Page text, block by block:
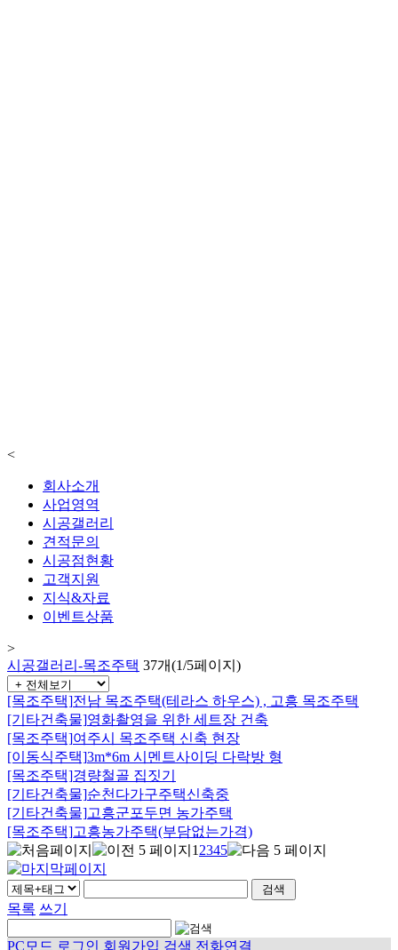
<
회사소개
사업영역
시공갤러리
견적문의
시공점현황
고객지원
지식&자료
이벤트상품
>
시공갤러리-목조주택 37개(1/5페이지)
[목조주택]전남 목조주택(테라스 하우스) , 고흥 목조주택
[기타건축물]영화촬영을 위한 세트장 건축
[목조주택]여주시 목조주택 신축 현장
[이동식주택]3m*6m 시멘트사이딩 다락방 형
[목조주택]경량철골 집짓기
[기타건축물]순천다가구주택신축중
[기타건축물]고흥군포두면 농가주택
[목조주택]고흥농가주택(부담없는가격)
1 2345
목록 쓰기
PC모드 로그인 회원가입 검색 전화연결